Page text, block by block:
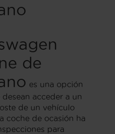
de
es una opción
acceder a un
de un vehículo
coche de ocasión ha
para